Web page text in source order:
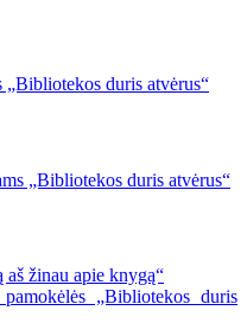
„Bibliotekos duris atvėrus“
„Bibliotekos duris atvėrus“
žinau apie knygą“
„Bibliotekos duris